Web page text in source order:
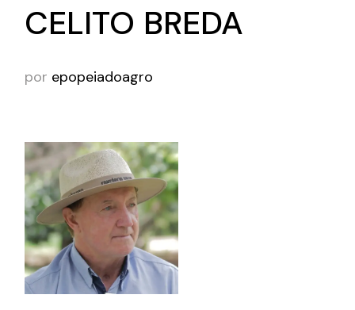
CELITO BREDA
por epopeiadoagro